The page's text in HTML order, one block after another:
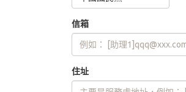
信箱
住址